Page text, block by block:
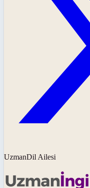
UzmanDil Ailesi